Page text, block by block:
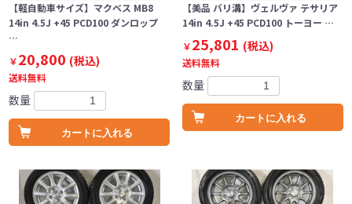
【軽自動車サイズ】マクベス MB8
14in 4.5J +45 PCD100 ダンロップ
…
￥20,800 (税込)
送料無料
数量
カートに入れる
【美品 バリ溝】ヴェルヴァ テサリア
14in 4.5J +45 PCD100 トーヨー …
￥25,801 (税込)
送料無料
数量
カートに入れる